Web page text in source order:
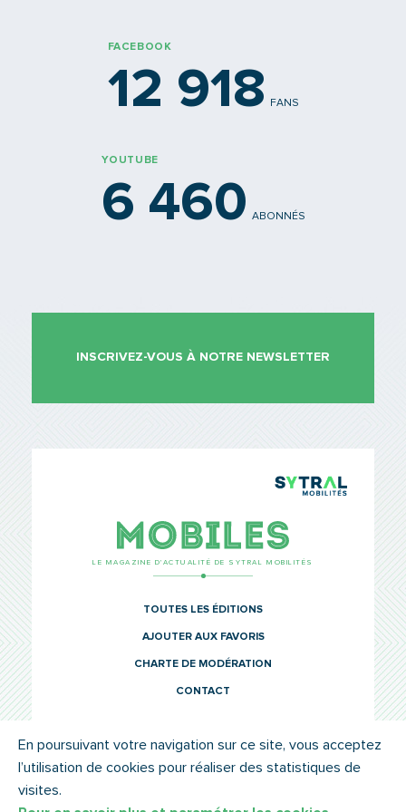
FACEBOOK
12 918 FANS
YOUTUBE
6 460 ABONNÉS
INSCRIVEZ-VOUS À NOTRE NEWSLETTER
LE MAGAZINE D’ACTUALITÉ DE SYTRAL MOBILITÉS
TOUTES LES ÉDITIONS
AJOUTER AUX FAVORIS
CHARTE DE MODÉRATION
CONTACT
© SYTRAL MOBILITÉS 2022 MENTIONS LÉGALES
En poursuivant votre navigation sur ce site, vous acceptez
l’utilisation de cookies pour réaliser des statistiques de
visites.